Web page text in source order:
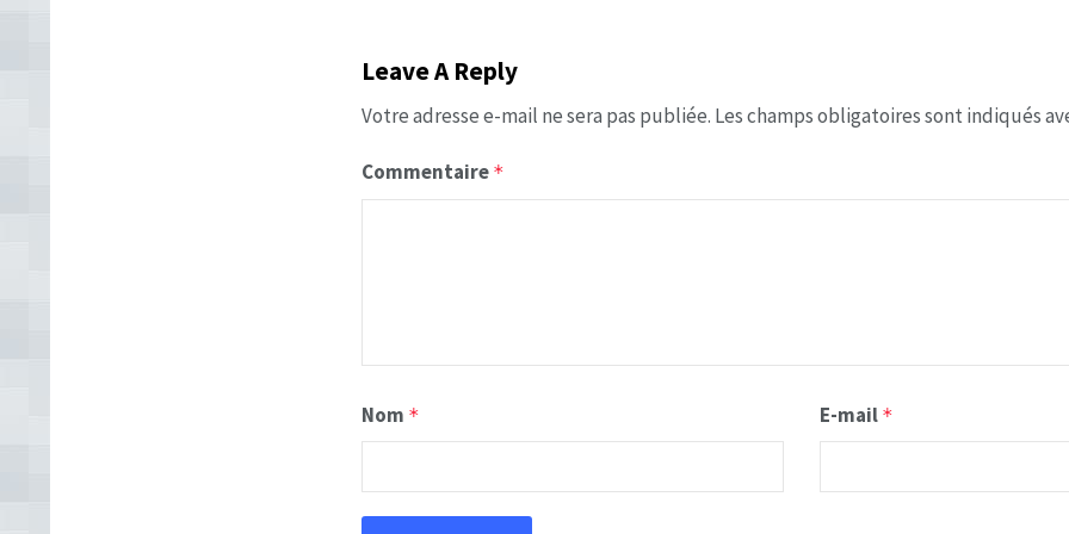
Leave A Reply
Votre adresse e-mail ne sera pas publiée. Les champs obligatoires sont indiqués
Commentaire *
Nom * E-mail *